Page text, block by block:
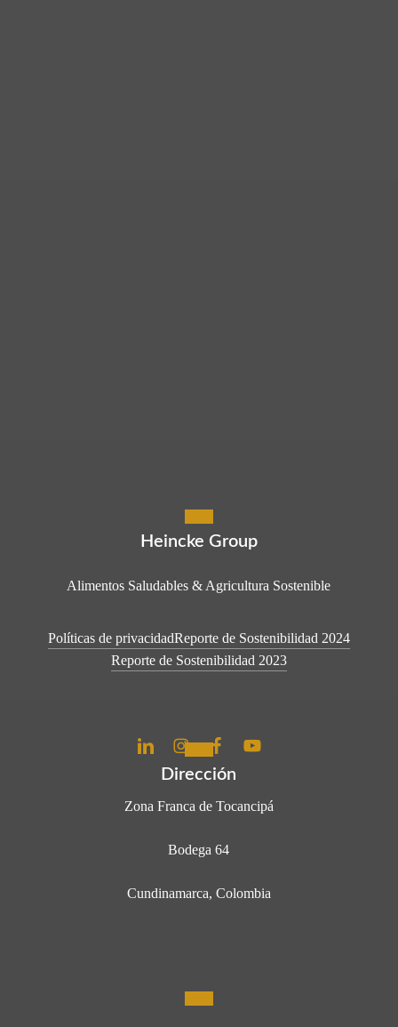
Heincke Group
Alimentos Saludables & Agricultura Sostenible
Políticas de privacidadReporte de Sostenibilidad 2024
Reporte de Sostenibilidad 2023
Dirección
Zona Franca de Tocancipá
Bodega 64
Cundinamarca, Colombia